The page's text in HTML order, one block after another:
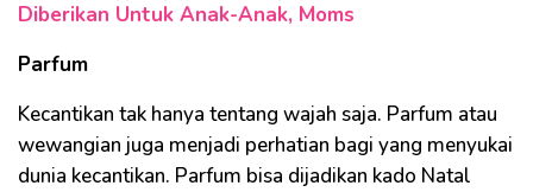
Diberikan Untuk Anak-Anak, Moms
Parfum
Kecantikan tak hanya tentang wajah saja. Parfum atau
wewangian juga menjadi perhatian bagi yang menyukai
dunia kecantikan. Parfum bisa dijadikan kado Natal